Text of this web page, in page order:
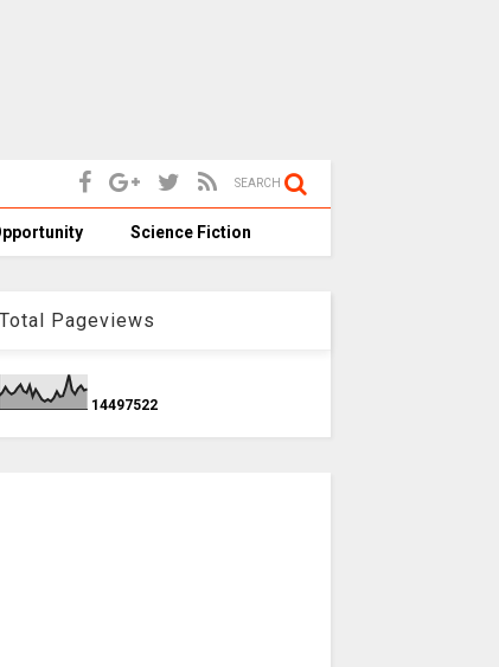
SEARCH
Science Fiction
Total Pageviews
1 4497522